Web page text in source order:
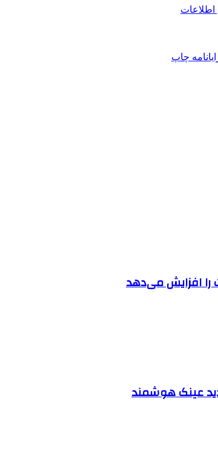
اطلاعات
چاپ
را افزایش می‌دهد
عینک هوشمند